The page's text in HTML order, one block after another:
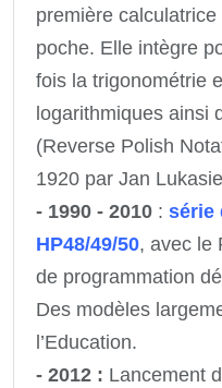
première
poche. Elle intègre
fois la trigonométrie
logarithmiques ainsi
(Reverse Polish
1920 par Jan
- 1990 - 2010 : série
HP48/49/50, avec le
de programmation
Des modèles
l’Education.
- 2012 : Lancement